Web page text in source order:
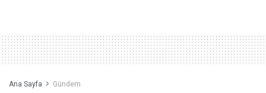
Ana Sayfa Gündem